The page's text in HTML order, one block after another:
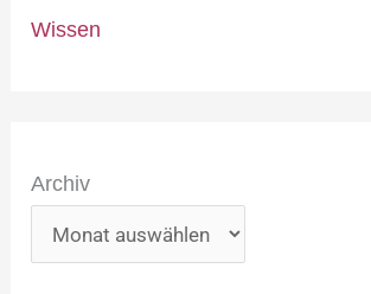
Wissen
Archiv